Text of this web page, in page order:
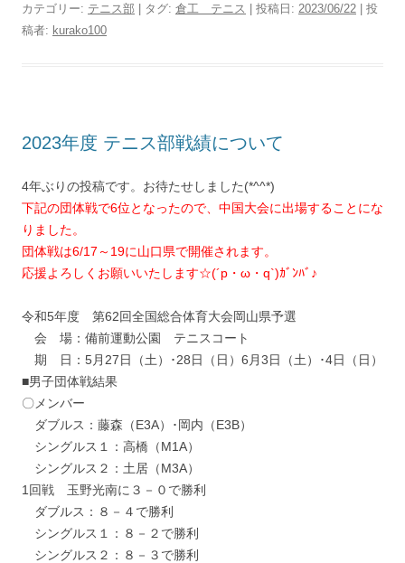
カテゴリー: テニス部 | タグ: 倉工 テニス | 投稿日: 2023/06/22
投
稿者: kurako100
2023年度 テニス部戦績について
4年ぶりの投稿です。お待たせしました(*^^*)
下記の団体戦で6位となったので、中国大会に出場することにな
りました。
団体戦は6/17～19に山口県で開催されます。
応援よろしくお願いいたします☆(´p・ω・q`)ｶﾞﾝﾊﾞ♪
令和5年度 第62回全国総合体育大会岡山県予選
会 場：備前運動公園 テニスコート
期 日：5月27日（土）･28日（日）6月3日（土）･4日（日）
■男子団体戦結果
〇メンバー
ダブルス：藤森（E3A）･岡内（E3B）
シングルス１：高橋（M1A）
シングルス２：土居（M3A）
1回戦 玉野光南に３－０で勝利
ダブルス：８－４で勝利
シングルス１：８－２で勝利
シングルス２：８－３で勝利